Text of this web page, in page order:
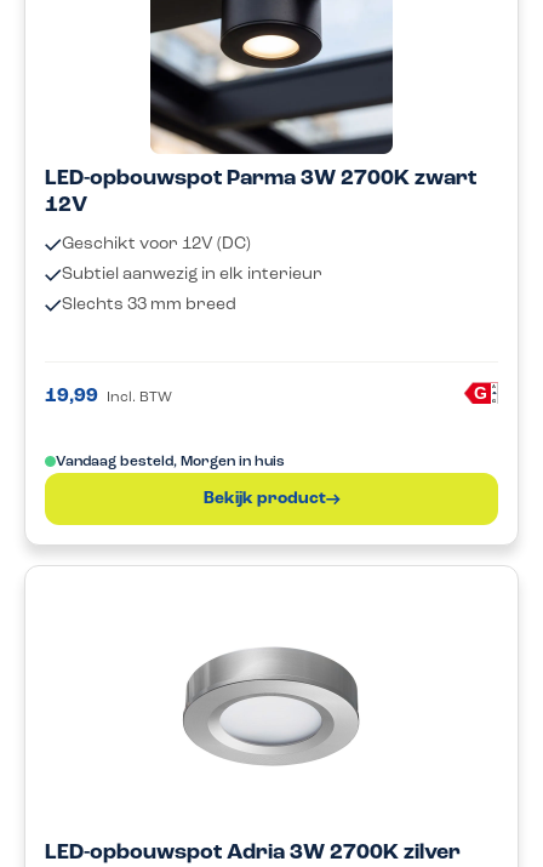
LED-opbouwspot Parma 3W 2700K zwart
12V
Geschikt voor 12V (DC)
Subtiel aanwezig in elk interieur
Slechts 33 mm breed
19,99 Incl. BTW G A
G
Vandaag besteld, Morgen in huis
Bekijk product
LED-opbouwspot Adria 3W 2700K zilver